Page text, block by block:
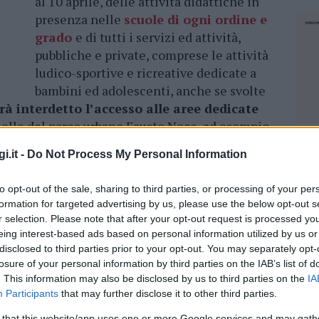
- Do Not Process My Personal Information
opt-out of the sale, sharing to third parties, or processing of your
for targeted advertising by us, please use the below opt-out
selection. Please note that after your opt-out request is processed
interest-based ads based on personal information utilized by us
to third parties prior to your opt-out. You may separately
of your personal information by third parties on the IAB’s list of
This information may also be disclosed by us to third parties on the
Participants that may further disclose it to other third parties.
presenza nelle scuole di ogni ordine e
grado e di tutti i servizi ed attività,
pubbliche e private, comprese le attività
ludico-sportive e ricreative dedicate a
bambini ed adolescenti, anche se svolte
interdetto l’accesso alle aree dedicate
del parco urbano Fausto Noce, ad esempio.
che lasituazione non è
aggiungendo qualche giorno di
evitare i contattitra gli alunni per un
cittadino – .Si tratta di una forma di
adottare per evitare di dover correre ai
fronteggiare una situazione meno sotto